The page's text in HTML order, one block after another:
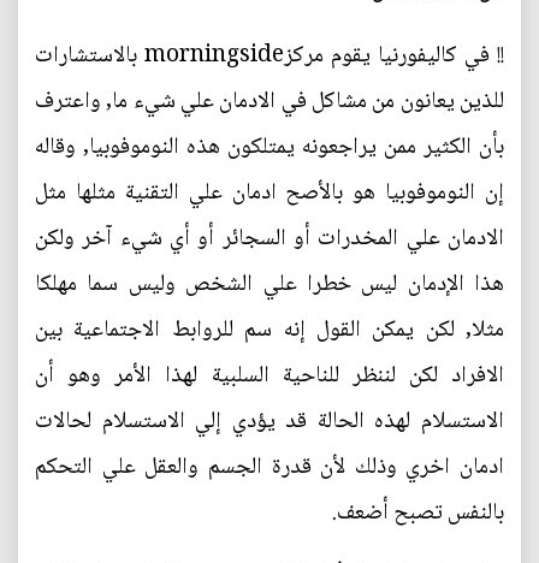
!! في كاليفورنيا يقوم مركزmorningside بالاستشارات
للذين يعانون من مشاكل في الادمان علي شيء ما, واعترف
بأن الكثير ممن يراجعونه يمتلكون هذه النوموفوبيا, وقاله
إن النوموفوبيا هو بالأصح ادمان علي التقنية مثلها مثل
الادمان علي المخدرات أو السجائر أو أي شيء آخر ولكن
هذا الإدمان ليس خطرا علي الشخص وليس سما مهلكا
مثلا, لكن يمكن القول إنه سم للروابط الاجتماعية بين
الافراد لكن لننظر للناحية السلبية لهذا الأمر وهو أن
الاستسلام لهذه الحالة قد يؤدي إلي الاستسلام لحالات
ادمان اخري وذلك لأن قدرة الجسم والعقل علي التحكم
بالنفس تصبح أضعف.